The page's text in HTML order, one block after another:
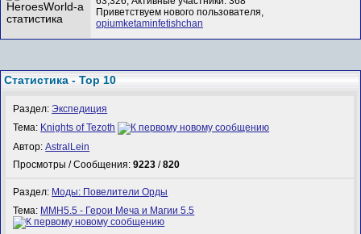
Приветствуем нового пользователя,
opiumketaminfetishchan
Статистика - Top 10
Раздел:Экспедиция
Тема: Knights of Tezoth
Автор:AstralLein
Просмотры / Сообщения:9223 /820
Раздел: Моды: Повелители Орды
Тема: MMH5.5 - Герои Меча и Магии 5.5